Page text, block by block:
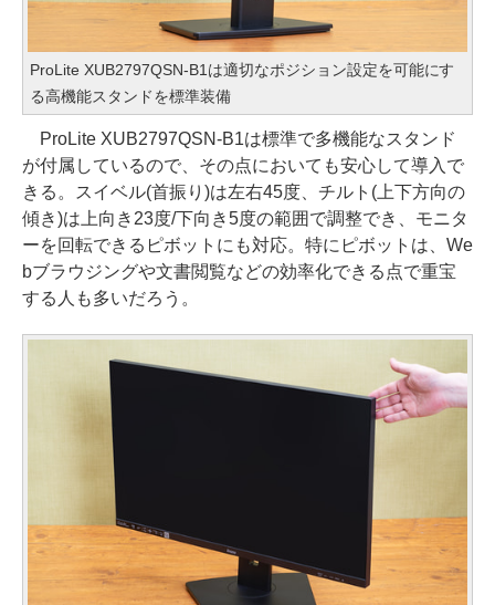
ProLite XUB2797QSN-B1は適切なポジション設定を可能にす
る高機能スタンドを標準装備
ProLite XUB2797QSN-B1は標準で多機能なスタンド
が付属しているので、その点においても安心して導入で
きる。スイベル(首振り)は左右45度、チルト(上下方向の
傾き)は上向き23度/下向き5度の範囲で調整でき、モニタ
ーを回転できるピボットにも対応。特にピボットは、We
bブラウジングや文書閲覧などの効率化できる点で重宝
する人も多いだろう。